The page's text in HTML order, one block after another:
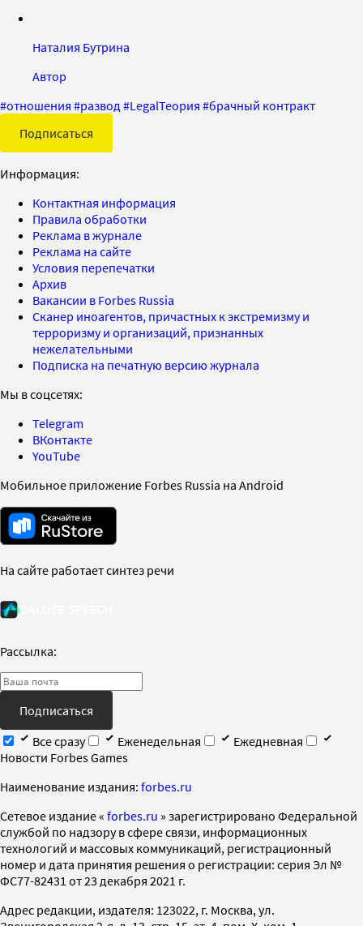
Наталия Бутрина
Автор
#отношения #развод#LegalТеория #брачный контракт
Подписаться
Информация:
Контактная информация
Правила обработки
Реклама в журнале
Реклама на сайте
Условия перепечатки
Архив
Вакансии в Forbes Russia
Сканер иноагентов, причастных к экстремизму и
терроризму и организаций, признанных
нежелательными
Подписка на печатную версию журнала
Мы в соцсетях:
Telegram
ВКонтакте
YouTube
Мобильное приложение Forbes Russia на Android
На сайте работает синтез речи
Рассылка:
Подписаться
Все сразу
Еженедельная
Ежедневная
Новости Forbes Games
Наименование издания: forbes.ru
Cетевое издание « forbes.ru » зарегистрировано Федеральной
службой по надзору в сфере связи, информационных
технологий и массовых коммуникаций, регистрационный
номер и дата принятия решения о регистрации: серия Эл №
ФС77-82431 от 23 декабря 2021 г.
Адрес редакции, издателя: 123022, г. Москва, ул.